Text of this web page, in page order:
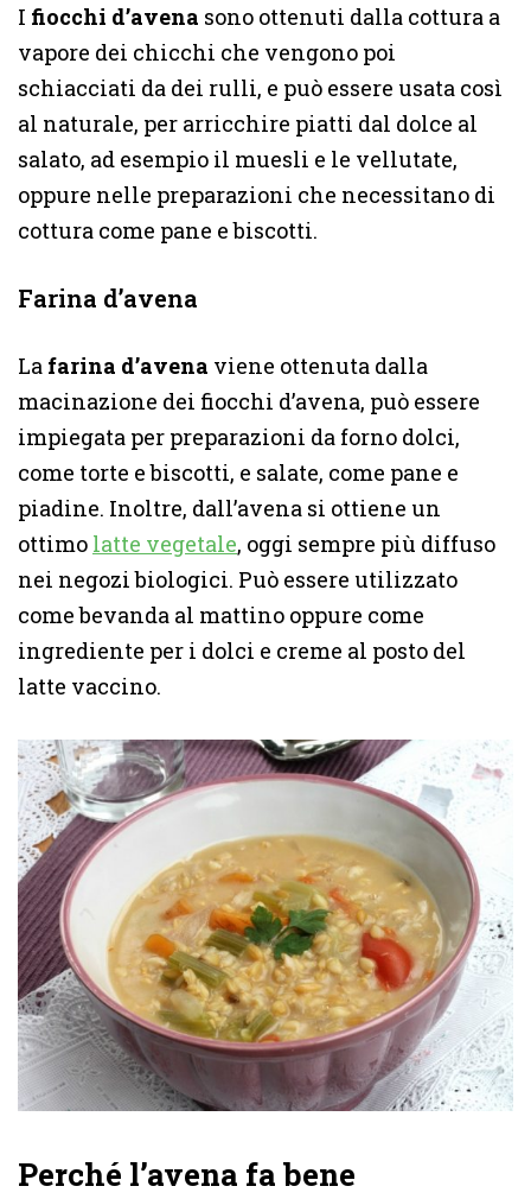
I fiocchi d’avena sono ottenuti dalla cottura a
vapore dei chicchi che vengono poi
schiacciati da dei rulli, e può essere usata così
al naturale, per arricchire piatti dal dolce al
salato, ad esempio il muesli e le vellutate,
oppure nelle preparazioni che necessitano di
cottura come pane e biscotti.
Farina d’avena
La farina d’avena viene ottenuta dalla
macinazione dei fiocchi d’avena, può essere
impiegata per preparazioni da forno dolci,
come torte e biscotti, e salate, come pane e
piadine. Inoltre, dall’avena si ottiene un
ottimo latte vegetale, oggi sempre più diffuso
nei negozi biologici. Può essere utilizzato
come bevanda al mattino oppure come
ingrediente per i dolci e creme al posto del
latte vaccino.
Perché l’avena fa bene